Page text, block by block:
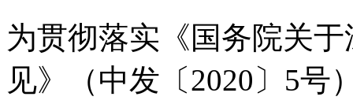
为贯彻落实《国务院关
见》（中发〔2020〕5号